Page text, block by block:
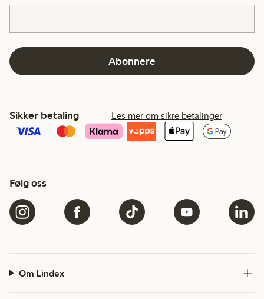
Abonnere
Sikker betaling Les mer om sikre betalinger
Følg oss
Om Lindex